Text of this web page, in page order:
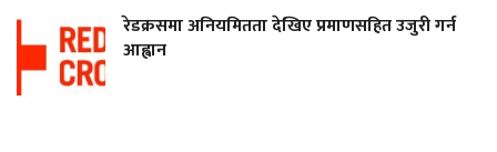
रेडक्रसमा अनियमितता देखिए प्रमाणसहित उजुरी गर्न
आह्वान